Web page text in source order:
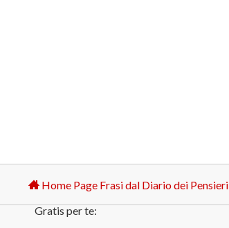
Home Page Frasi dal Diario dei Pensieri
Gratis per te: